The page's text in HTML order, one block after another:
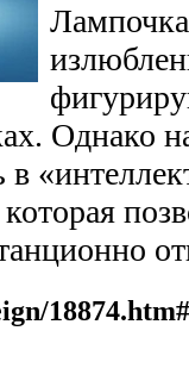
Однако
в